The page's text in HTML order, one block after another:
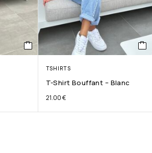
TSHIRTS
T-Shirt Bouffant – Blanc
21.00€